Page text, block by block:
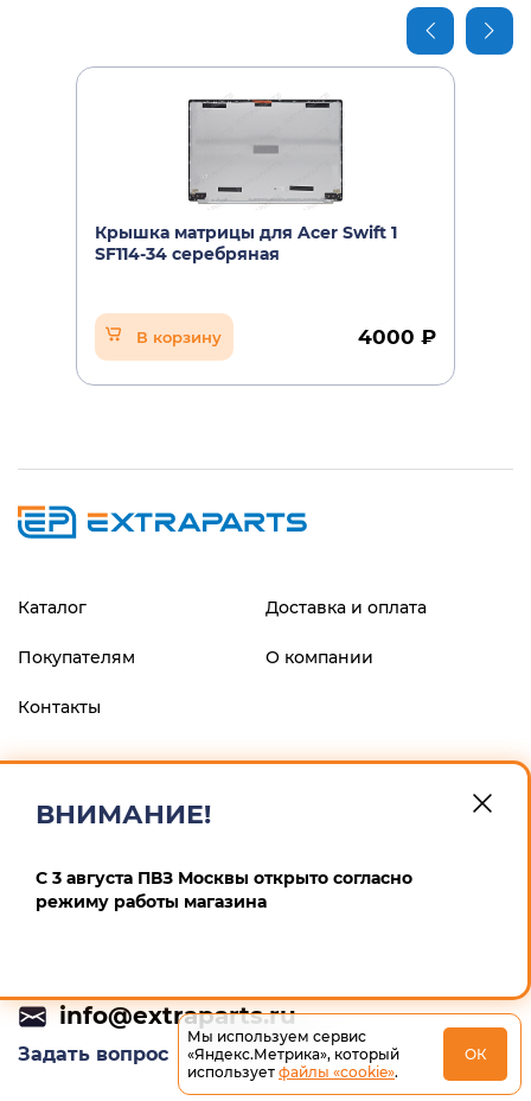
Крышка матрицы для Acer Swift 1
SF114-34 серебряная
В корзину 4000 ₽
Каталог Доставка и оплата
Покупателям О компании
Контакты
р/с 40802810900600008013 к/с 30101810145250000411 БИК
044525411 ИП Маскин Алексей Анатольевич ИНН
Политика конфиденциальности
info@extraparts.ru
Задать вопрос
Мы используем сервис
«Яндекс.Метрика», который
использует файлы «cookie».
ОК
ВНИМАНИЕ!
С 3 августа ПВЗ Москвы открыто согласно
режиму работы магазина